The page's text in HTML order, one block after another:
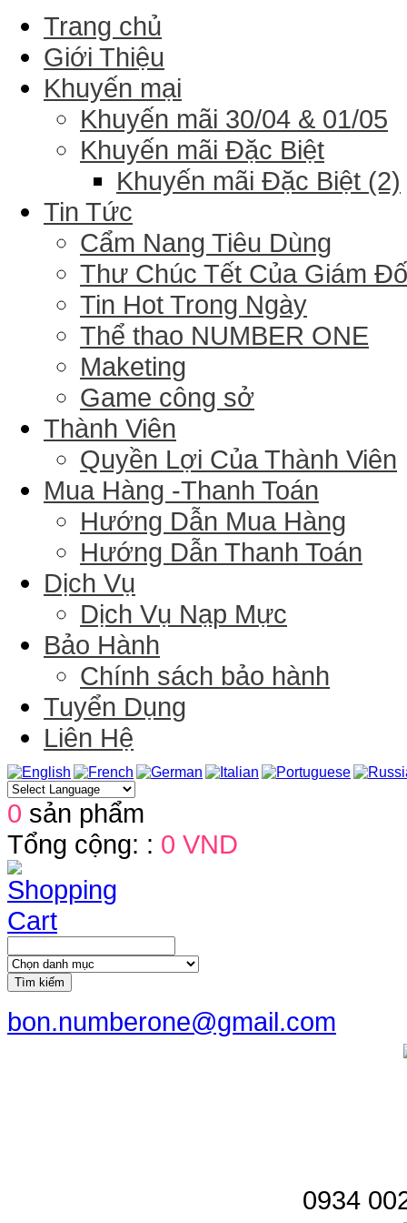
Trang chủ
Giới Thiệu
Khuyến mại
Khuyến mãi 30/04 & 01/05
Khuyến mãi Đặc Biệt
Khuyến mãi Đặc Biệt (2)
Tin Tức
Cẩm Nang Tiêu Dùng
Thư Chúc Tết Của Giám
Tin Hot Trong Ngày
Thể thao NUMBER ONE
Maketing
Game công sở
Thành Viên
Quyền Lợi Của Thành Viên
Mua Hàng -Thanh Toán
Hướng Dẫn Mua Hàng
Hướng Dẫn Thanh Toán
Dịch Vụ
Dịch Vụ Nạp Mực
Bảo Hành
Chính sách bảo hành
Tuyển Dụng
Liên Hệ
0 sản phẩm
Tổng cộng: : 0 VND
Tìm kiếm
bon.numberone@gmail.com
0934